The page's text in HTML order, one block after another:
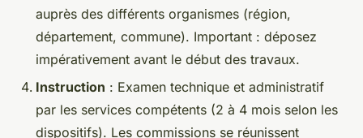
auprès des différents organismes (région,
département, commune). Important : déposez
impérativement avant le début des travaux.
Instruction : Examen technique et administratif
par les services compétents (2 à 4 mois selon les
dispositifs). Les commissions se réunissent